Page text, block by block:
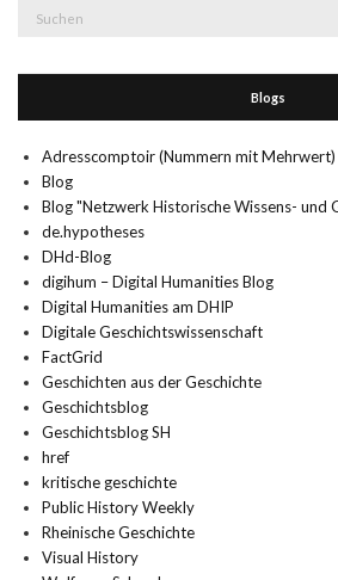
Blogs
Adresscomptoir (Nummern mit Mehrwert)
Blog
Blog "Netzwerk Historische Wissens- und
de.hypotheses
DHd-Blog
digihum – Digital Humanities Blog
Digital Humanities am DHIP
Digitale Geschichtswissenschaft
FactGrid
Geschichten aus der Geschichte
Geschichtsblog
Geschichtsblog SH
href
kritische geschichte
Public History Weekly
Rheinische Geschichte
Visual History